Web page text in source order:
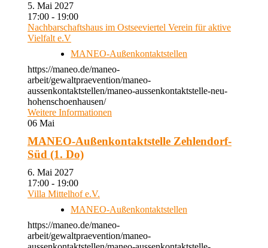
5. Mai 2027
17:00 - 19:00
Nachbarschaftshaus im Ostseeviertel Verein für aktive
Vielfalt e.V
MANEO-Außenkontaktstellen
https://maneo.de/maneo-
arbeit/gewaltpraevention/maneo-
aussenkontaktstellen/maneo-aussenkontaktstelle-neu-
hohenschoenhausen/
Weitere Informationen
06 Mai
MANEO-Außenkontaktstelle Zehlendorf-
Süd (1. Do)
6. Mai 2027
17:00 - 19:00
Villa Mittelhof e.V.
MANEO-Außenkontaktstellen
https://maneo.de/maneo-
arbeit/gewaltpraevention/maneo-